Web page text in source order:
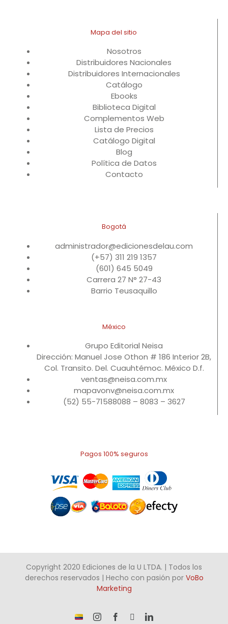
Mapa del sitio
Nosotros
Distribuidores Nacionales
Distribuidores Internacionales
Catálogo
Ebooks
Biblioteca Digital
Complementos Web
Lista de Precios
Catálogo Digital
Blog
Política de Datos
Contacto
Bogotá
administrador@edicionesdelau.com
(+57) 311 219 1357
(601) 645 5049
Carrera 27 N° 27-43
Barrio Teusaquillo
México
Grupo Editorial Neisa
Dirección: Manuel Jose Othon # 186 Interior 2B,
Col. Transito. Del. Cuauhtémoc. México D.f.
ventas@neisa.com.mx
mapavonv@neisa.com.mx
(52) 55-71588088 – 8083 – 3627
Pagos 100% seguros
Copyright 2020 Ediciones de la U LTDA. | Todos los
derechos reservados | Hecho con pasión por VoBo
Marketing
¡Somos InstagramFacebook LinkedIn